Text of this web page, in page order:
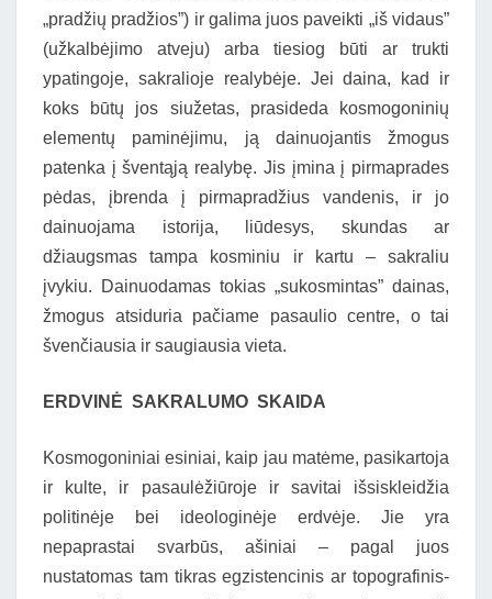
„pradžių pradžios”) ir galima juos paveikti „iš vidaus”
(užkalbėjimo atveju) arba tiesiog būti ar trukti
ypatingoje, sakralioje realybėje. Jei daina, kad ir
koks būtų jos siužetas, prasideda kosmogoninių
elementų paminėjimu, ją dainuojantis žmogus
patenka į šventąją realybę. Jis įmina į pirmaprades
pėdas, įbrenda į pirmapradžius vandenis, ir jo
dainuojama istorija, liūdesys, skundas ar
džiaugsmas tampa kosminiu ir kartu – sakraliu
įvykiu. Dainuodamas tokias „sukosmintas” dainas,
žmogus atsiduria pačiame pasaulio centre, o tai
švenčiausia ir saugiausia vieta.
ERDVINĖ SAKRALUMO SKAIDA
Kosmogoniniai esiniai, kaip jau matėme, pasikartoja
ir kulte, ir pasaulėžiūroje ir savitai išsiskleidžia
politinėje bei ideologinėje erdvėje. Jie yra
nepaprastai svarbūs, ašiniai – pagal juos
nustatomas tam tikras egzistencinis ar topografinis-